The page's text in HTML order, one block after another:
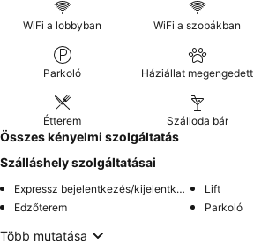
WiFi a lobbyban WiFi a szobákban
Parkoló Háziállat megengedett
Étterem Szálloda bár
Összes kényelmi szolgáltatás
Szálláshely szolgáltatásai
Expressz bejelentkezés/kijelentkezés
Lift
Edzőterem
Parkoló
Több mutatása